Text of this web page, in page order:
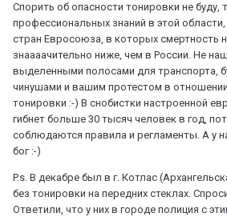
Спорить об опасности тонировки не буду,
профессиональных знаний в этой
стран Евросоюза, в которых смертность
знаааачительно ниже, чем в России. Не
выделенными полосами для транспорта,
чинушами и вашим протестом в отношении
тонировки :-) В снобистки настроенной
гибнет больше 30 тысяч человек в год,
соблюдаются правила и регламенты. А у
бог :-)
P.s. В декабре был в г. Котлас
без тонировки на передних стеклах.
Ответили, что у них в городе полиция с